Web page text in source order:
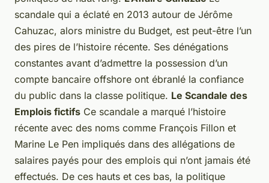
scandale qui a éclaté en 2013 autour de Jérôme
Cahuzac, alors ministre du Budget, est peut-être l’un
des pires de l’histoire récente. Ses dénégations
constantes avant d’admettre la possession d’un
compte bancaire offshore ont ébranlé la confiance
du public dans la classe politique. Le Scandale des
Emplois fictifs Ce scandale a marqué l’histoire
récente avec des noms comme François Fillon et
Marine Le Pen impliqués dans des allégations de
salaires payés pour des emplois qui n’ont jamais été
effectués. De ces hauts et ces bas, la politique